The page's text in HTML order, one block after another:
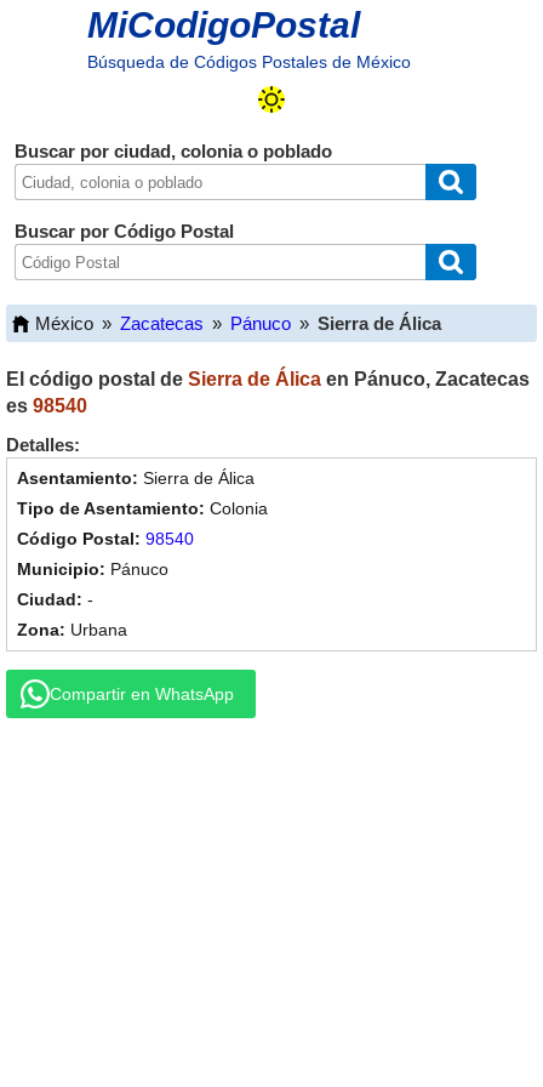
MiCodigoPostal
Búsqueda de Códigos Postales de México
Buscar por ciudad, colonia o poblado
Buscar por Código Postal
México » Zacatecas » Pánuco » Sierra de Álica
El código postal de Sierra de Álica en Pánuco, Zacatecas
es 98540
Detalles:
Sierra de Álica
Colonia
98540
Pánuco
-
Urbana
Compartir en WhatsApp